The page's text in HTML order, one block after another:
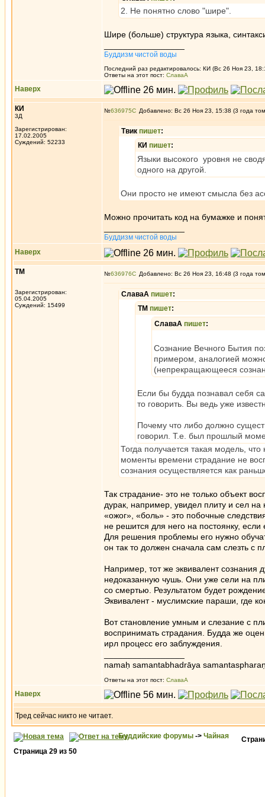
2. Не понятно слово "шире".
Шире (больше) структура языка,
Буддизм чистой воды
Последний раз редактировалось: КИ (Вс 26 Ноя 23,
Ответы на этот пост: СлаваА
Наверх
КИ
3Д
Зарегистрирован:
17.02.2005
Суждений: 52233
№636975 Добавлено: Вс 26 Ноя 23, 15:38 (3 года
Твик пишет:
КИ пишет:
Языки высокого уровня не
одного на другой.
Они просто не имеют смысла без
Можно прочитать код на бумажке и
Буддизм чистой воды
Наверх
ТМ
Зарегистрирован:
05.04.2005
Суждений: 15499
№636976 Добавлено: Вс 26 Ноя 23, 16:48 (3 года
СлаваА пишет:
ТМ пишет:
СлаваА пишет:
Сознание Вечного Бытия
примером, аналогией
(непрекращающееся
Если бы будда познавал себя
то говорить. Вы ведь уже
Почему что либо должно
говорил. Т.е. был прошлый
Тогда получается такая модель,
моменты времени страдание не
сознания осуществляется как
Так страдание- это не только объект
дурак, например, увидел плиту и сел
«ожог», «боль» - это побочные
не решится для него на постоянку,
Для решения проблемы его нужно
он так то должен сначала сам слезть с
Например, тот же эквивалент сознания
недоказанную чушь. Они уже сели на
со смертью. Результатом будет
Эквивалент - муслимские параши, где
Вот становление умным и слезание с
воспринимать страдания. Будда же
ирл процесс его заблуждения.
namaḥ samantabhadrāya
Ответы на этот пост: СлаваА
Наверх
Тред сейчас никто не читает.
Буддийские форумы -> Чайная
Страница 29 из 50